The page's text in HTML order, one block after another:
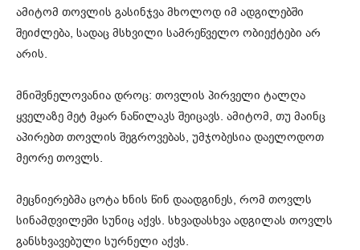
ამიტომ თოვლის გასინჯვა მხოლოდ იმ ადგილებში
შეიძლება, სადაც მსხვილი სამრეწველო ობიექტები არ
არის.
მნიშვნელოვანია დროც: თოვლის პირველი ტალღა
ყველაზე მეტ მყარ ნაწილაკს შეიცავს. ამიტომ, თუ მაინც
აპირებთ თოვლის შეგროვებას, უმჯობესია დაელოდოთ
მეორე თოვლს.
მეცნიერებმა ცოტა ხნის წინ დაადგინეს, რომ თოვლს
სინამდვილეში სუნიც აქვს. სხვადასხვა ადგილას თოვლს
განსხვავებული სურნელი აქვს.